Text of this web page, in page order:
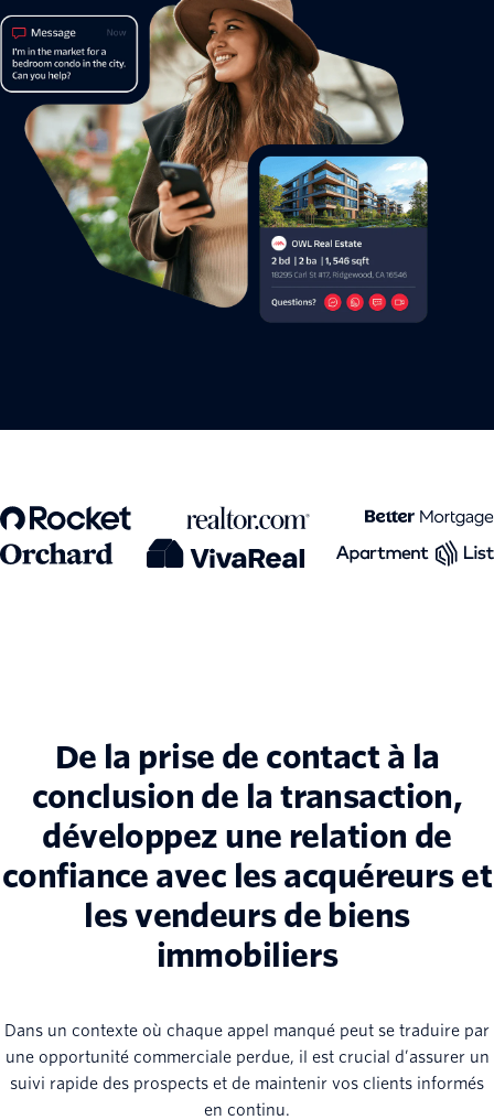
De la prise de contact à la
conclusion de la transaction,
développez une relation de
confiance avec les acquéreurs et
les vendeurs de biens
immobiliers
Dans un contexte où chaque appel manqué peut se traduire par
une opportunité commerciale perdue, il est crucial d’assurer un
suivi rapide des prospects et de maintenir vos clients informés
en continu.